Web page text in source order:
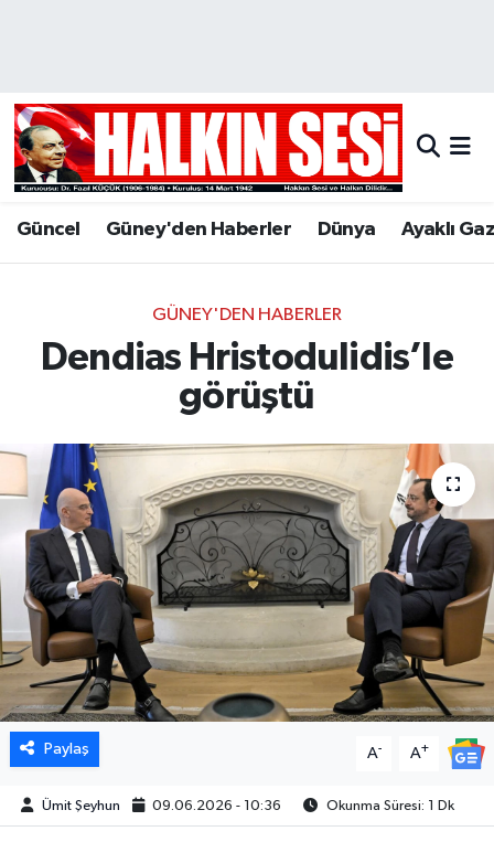
Güncel Güney'den Haberler Dünya Ayaklı
GÜNEY'DEN HABERLER
Dendias Hristodulidis’le
görüştü
Paylaş A- A+
Ümit Şeyhun 09.06.2026 - 10:36 Okunma Süresi: 1 Dk
Hava Durumu
Trafik Durumu
Tüm Manşetler
Son Dakika Haberleri